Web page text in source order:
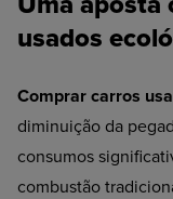
usados
Comprar carros
diminuição da
consumos
combustão